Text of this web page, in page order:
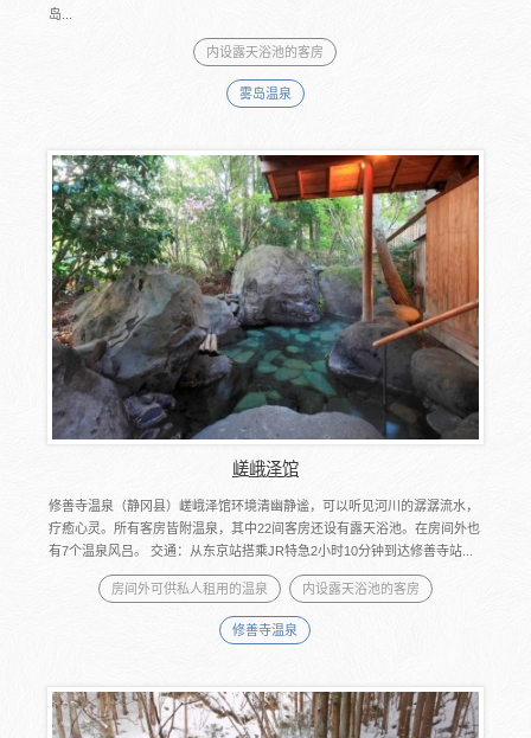
岛...
内设露天浴池的客房
雾岛温泉
嵯峨泽馆
修善寺温泉（静冈县）嵯峨泽馆环境清幽静谧，可以听见河川的潺潺流水，
疗癒心灵。所有客房皆附温泉，其中22间客房还设有露天浴池。在房间外也
有7个温泉风吕。 交通：从东京站搭乘JR特急2小时10分钟到达修善寺站...
房间外可供私人租用的温泉 内设露天浴池的客房
修善寺温泉